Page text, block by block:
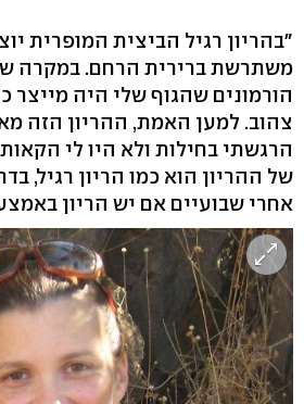
"בהריון רגיל הביצית המופרית
משתרשת ברירית הרחם. במקרה
הורמונים שהגוף שלי היה מייצר
צהוב. למען האמת, ההריון הזה
הרגשתי בחילות ולא היו לי
של ההריון הוא כמו הריון רגיל,
אחרי שבועיים אם יש הריון